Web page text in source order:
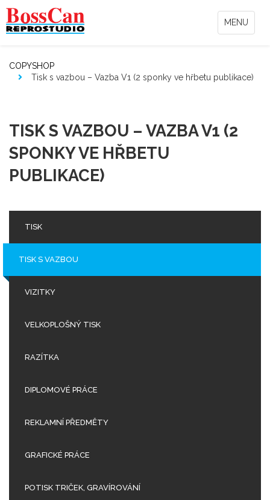
MENU
COPYSHOP
Tisk s vazbou – Vazba V1 (2 sponky ve hřbetu publikace)
TISK S VAZBOU – VAZBA V1 (2
SPONKY VE HŘBETU
PUBLIKACE)
TISK
TISK S VAZBOU
VIZITKY
VELKOPLOŠNÝ TISK
RAZÍTKA
DIPLOMOVÉ PRÁCE
REKLAMNÍ PŘEDMĚTY
GRAFICKÉ PRÁCE
POTISK TRIČEK, GRAVÍROVÁNÍ